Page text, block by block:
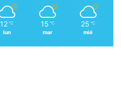
12 ℃
lun
15 ℃
mar
25 ℃
mié